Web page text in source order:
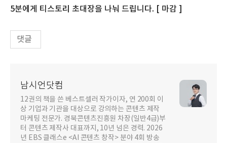
5분에게 티스토리 초대장을 나눠 드립니다. [ 마감 ]
댓글
남시언닷컴
12권의 책을 쓴 베스트셀러 작가이자, 연 200회 이
상 기업과 기관을 대상으로 강의하는 콘텐츠 제작
마케팅 전문가. 경북콘텐츠진흥원 차장(일반4급)부
터 콘텐츠 제작사 대표까지, 10년 넘은 경력. 2026
년 EBS 클래스e <AI 콘텐츠 창작> 분야 4회 방송